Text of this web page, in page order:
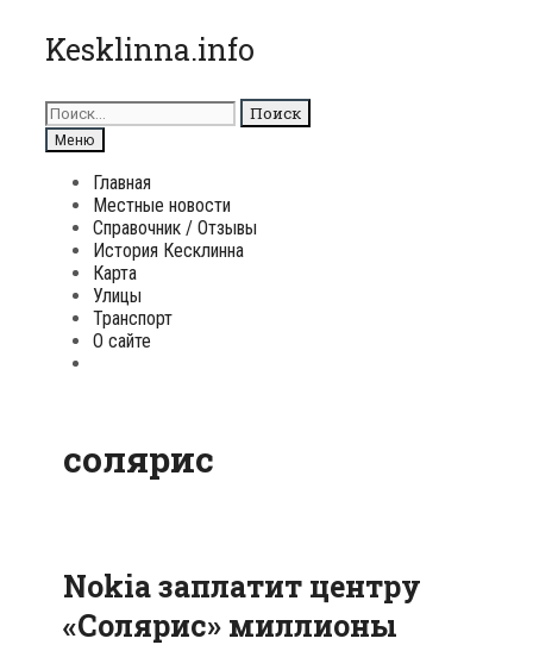
Перейти
к
Kesklinna.info
Поиск
для:
Поиск
Меню
Главная
Местные новости
Справочник / Отзывы
История Кесклинна
Карта
Улицы
Транспорт
О сайте
солярис
Nokia заплатит центру
«Солярис» миллионы